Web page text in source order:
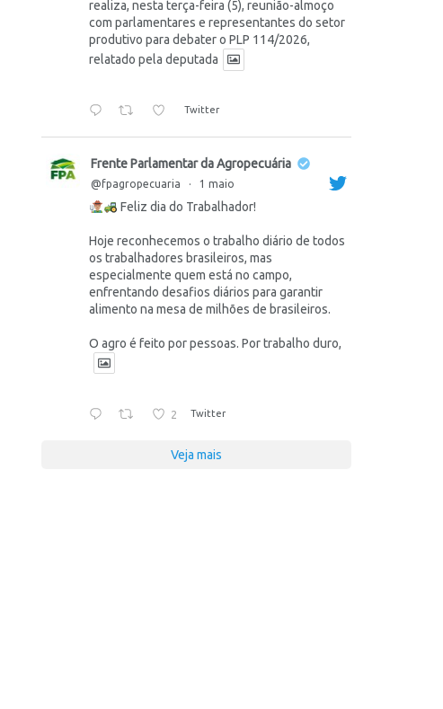
realiza, nesta terça-feira (5), reunião-almoço
com parlamentares e representantes do setor
produtivo para debater o PLP 114/2026,
relatado pela deputada
Twitter
Frente Parlamentar da Agropecuária
@fpagropecuaria · 1 maio
Feliz dia do Trabalhador!
Hoje reconhecemos o trabalho diário de todos
os trabalhadores brasileiros, mas
especialmente quem está no campo,
enfrentando desafios diários para garantir
alimento na mesa de milhões de brasileiros.
O agro é feito por pessoas. Por trabalho duro,
2 Twitter
Veja mais